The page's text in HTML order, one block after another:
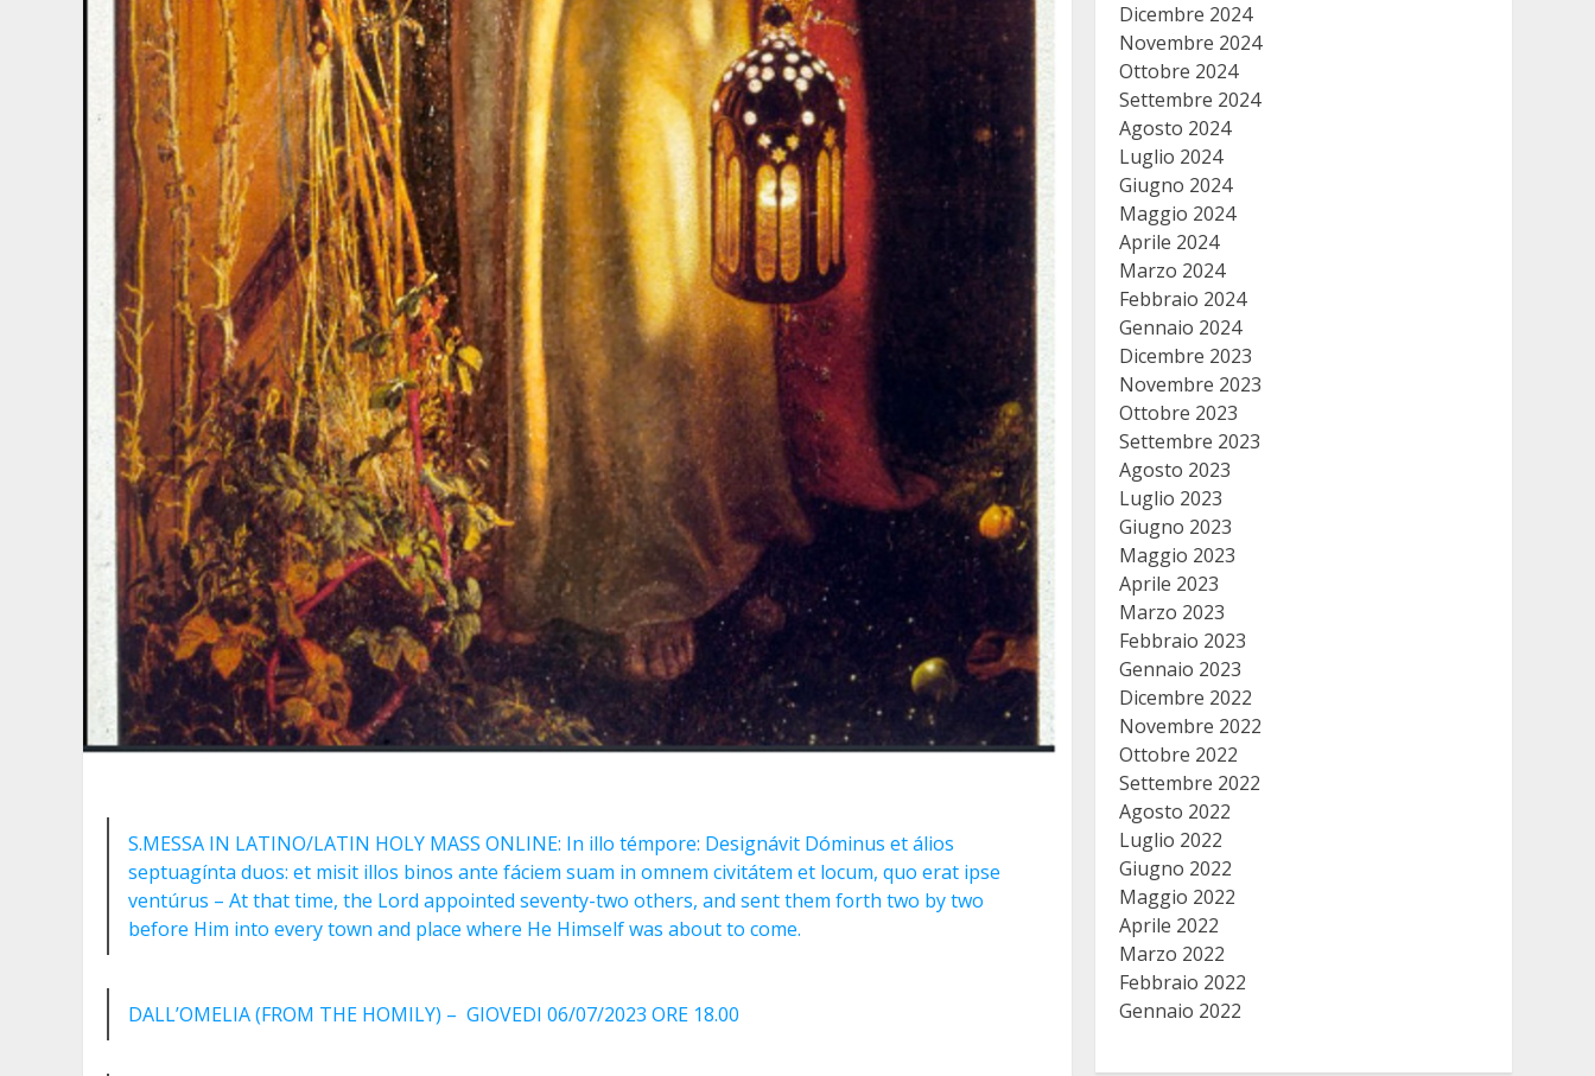
S.MESSA IN LATINO/LATIN HOLY MASS ONLINE: In illo témpore: Designávit Dóminus et álios
septuagínta duos: et misit illos binos ante fáciem suam in omnem civitátem et locum, quo erat ipse
ventúrus – At that time, the Lord appointed seventy-two others, and sent them forth two by two
before Him into every town and place where He Himself was about to come.
DALL’OMELIA (FROM THE HOMILY) – GIOVEDI 06/07/2023 ORE 18.00
Dicembre 2024
Novembre 2024
Ottobre 2024
Settembre 2024
Agosto 2024
Luglio 2024
Giugno 2024
Maggio 2024
Aprile 2024
Marzo 2024
Febbraio 2024
Gennaio 2024
Dicembre 2023
Novembre 2023
Ottobre 2023
Settembre 2023
Agosto 2023
Luglio 2023
Giugno 2023
Maggio 2023
Aprile 2023
Marzo 2023
Febbraio 2023
Gennaio 2023
Dicembre 2022
Novembre 2022
Ottobre 2022
Settembre 2022
Agosto 2022
Luglio 2022
Giugno 2022
Maggio 2022
Aprile 2022
Marzo 2022
Febbraio 2022
Gennaio 2022